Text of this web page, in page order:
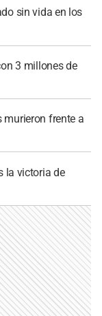
sin vida en los
3 millones de
murieron frente a
la victoria de